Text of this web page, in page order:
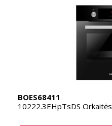
BOES68411
10222.3EHpTsDS Orkaitės